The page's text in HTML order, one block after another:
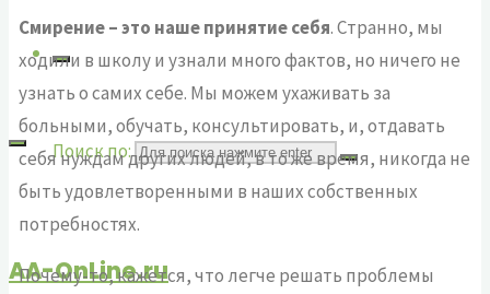
Поиск по:
AA-OnLine.ru
Смирение – это наше принятие себя. Странно, мы
ходили в школу и узнали много фактов, но ничего не
узнать о самих себе. Мы можем ухаживать за
больными, обучать, консультировать, и, отдавать
себя нуждам других людей, в то же время, никогда не
быть удовлетворенными в наших собственных
потребностях.
Почему-то, кажется, что легче решать проблемы